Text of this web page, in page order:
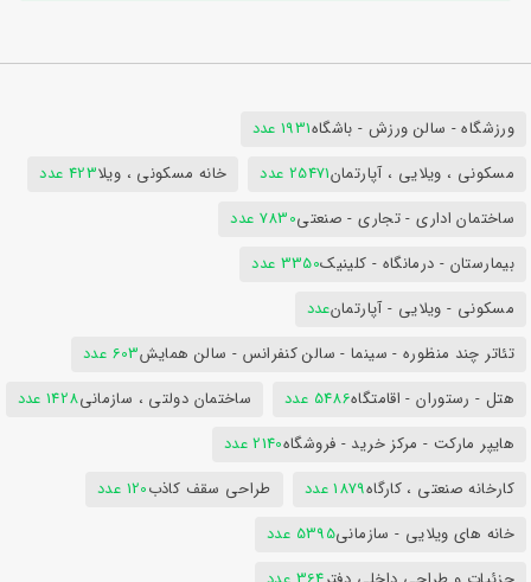
ورزشگاه - سالن ورزش - باشگاه1931 عدد
مسکونی ، ویلایی ، آپارتمان25471 عدد خانه مسکونی ، ویلا423 عدد
ساختمان اداری - تجاری - صنعتی7830 عدد
بیمارستان - درمانگاه - کلینیک3350 عدد
مسکونی - ویلایی - آپارتمانعدد
تئاتر چند منظوره - سینما - سالن کنفرانس - سالن همایش603 عدد
هتل - رستوران - اقامتگاه5486 عدد ساختمان دولتی ، سازمانی1428 عدد
هایپر مارکت - مرکز خرید - فروشگاه2140 عدد
کارخانه صنعتی ، کارگاه1879 عدد طراحی سقف کاذب120 عدد
خانه های ویلایی - سازمانی5395 عدد